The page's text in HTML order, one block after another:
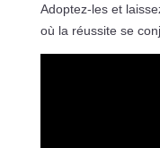
Adoptez-les et
où la réussite se